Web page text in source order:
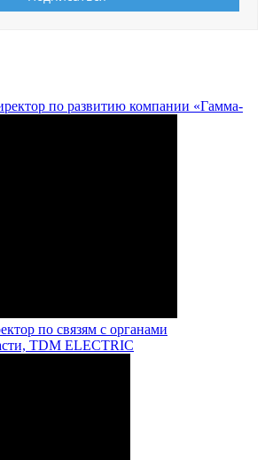
по развитию компании «Гамма-
по связям с органами
TDM ELECTRIC